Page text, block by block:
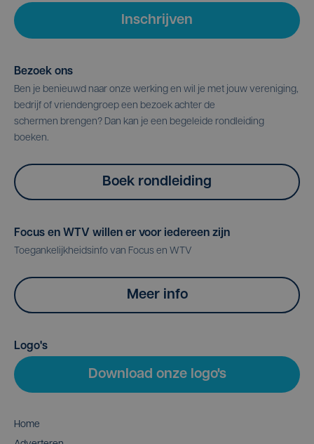
Inschrijven
Bezoek ons
Ben je benieuwd naar onze werking en wil je met jouw vereniging,
bedrijf of vriendengroep een bezoek achter de
schermen brengen? Dan kan je een begeleide rondleiding
boeken.
Boek rondleiding
Focus en WTV willen er voor iedereen zijn
Toegankelijkheidsinfo van Focus en WTV
Meer info
Logo's
Download onze logo's
Home